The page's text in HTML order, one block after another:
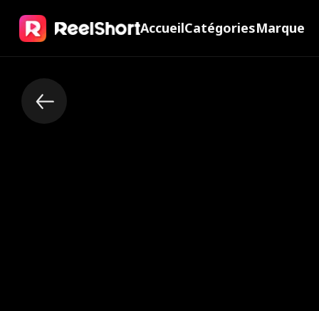
AccueilCatégoriesMarque